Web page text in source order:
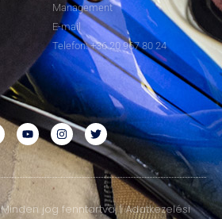
Management
E-mail
Telefon: +36 20 967 80 24
jog fenntartva. | Adatkezelési